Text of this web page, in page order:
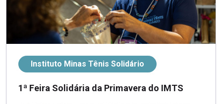
Instituto Minas Tênis Solidário
1ª Feira Solidária da Primavera do IMTS